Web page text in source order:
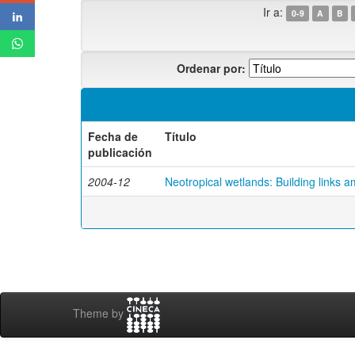
Ir a: 0-9 A B
Ordenar por:
Fecha de
publicación
Título
2004-12 Neotropical wetlands: Building links
Theme by